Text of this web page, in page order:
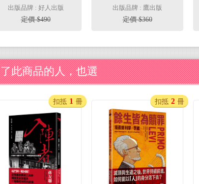
出版品牌 : 好人出版
定價 $490
出版品牌 : 鷹出版
定價 $360
此商品的人，也選
扣抵 1 冊 扣抵 2 冊